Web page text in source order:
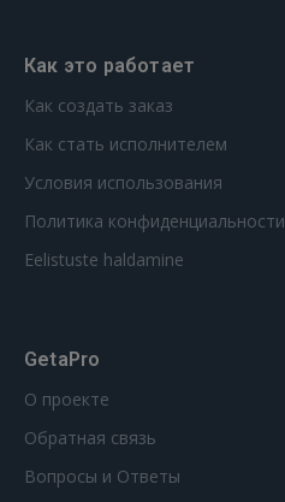
Как это работает
Как создать заказ
Как стать исполнителем
Условия использования
Политика конфиденциальности
Eelistuste haldamine
GetaPro
О проекте
Обратная связь
Вопросы и Ответы